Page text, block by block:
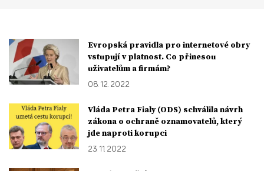
Evropská pravidla pro internetové obry
vstupují v platnost. Co přinesou
uživatelům a firmám?
08. 12. 2022
Vláda Petra Fialy (ODS) schválila návrh
zákona o ochraně oznamovatelů, který
jde naproti korupci
23. 11. 2022